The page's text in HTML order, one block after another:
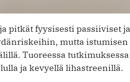
pitkät fyysisesti passiiviset
mutta
Tuoreessa
ja kevyellä lihastreenillä.